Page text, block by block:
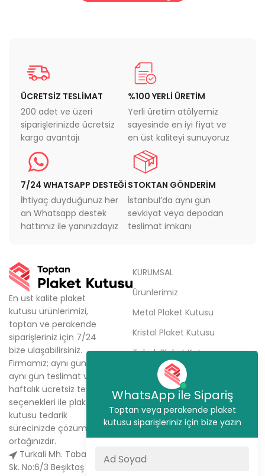
ÜCRETSİZ TESLİMAT
200 adet ve üzeri
siparişlerinizde ücretsiz
kargo avantajı
%100 YERLİ ÜRETİM
Yerli üretim atölyemiz
sayesinde en iyi fiyat ve
en üst kaliteyi sunuyoruz
7/24 WHATSAPP DESTEĞİ
İhtiyaç duyduğunuz her
an Whatsapp destek
hattımız ile yanınızdayız
STOKTAN GÖNDERİM
İstanbul’da aynı gün
sevkiyat veya depodan
teslimat imkanı
En üst kalite plaket
kutusu ürünlerimizi,
toptan ve perakende
siparişleriniz için 7/24
bize ulaşabilirsiniz.
Firmamız; aynı gün kargo,
aynı gün teslimat ve
haftalık ücretsiz teslimat
seçenekleri ile plaket
kutusu tedarik
sürecinizde çözüm
ortağınızdır.
Türkali Mh. Tabakçı Hüseyin
Sk. No:6/3 Beşiktaş / İstanbul
KURUMSAL
Ürünlerimiz
Metal Plaket Kutusu
Kristal Plaket Kutusu
Tabak Plaket Kutusu
Hakkımızda
Sipariş Ver
İletişim
WhatsApp ile Sipariş
Toptan veya perakende plaket
kutusu siparişleriniz için bize yazın